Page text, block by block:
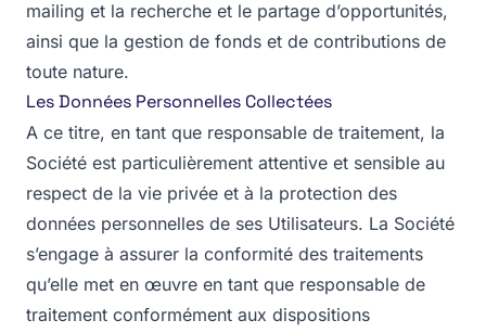
mailing et la recherche et le partage d’opportunités,
ainsi que la gestion de fonds et de contributions de
toute nature.
Les Données Personnelles Collectées
A ce titre, en tant que responsable de traitement, la
Société est particulièrement attentive et sensible au
respect de la vie privée et à la protection des
données personnelles de ses Utilisateurs. La Société
s’engage à assurer la conformité des traitements
qu’elle met en œuvre en tant que responsable de
traitement conformément aux dispositions